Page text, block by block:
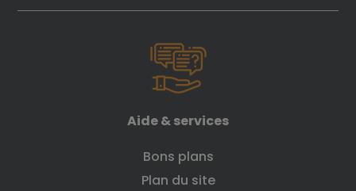
Aide & services
Bons plans
Plan du site